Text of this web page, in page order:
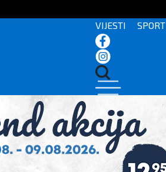
VIJESTI SPORT